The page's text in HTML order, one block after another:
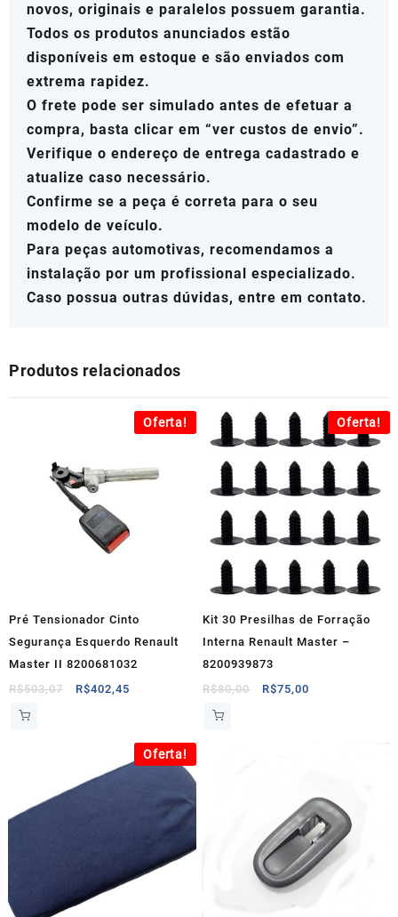
novos, originais e paralelos possuem garantia.
Todos os produtos anunciados estão
disponíveis em estoque e são enviados com
extrema rapidez.
O frete pode ser simulado antes de efetuar a
compra, basta clicar em “ver custos de envio”.
Verifique o endereço de entrega cadastrado e
atualize caso necessário.
Confirme se a peça é correta para o seu
modelo de veículo.
Para peças automotivas, recomendamos a
instalação por um profissional especializado.
Caso possua outras dúvidas, entre em contato.
Produtos relacionados
Oferta!
Pré Tensionador Cinto
Segurança Esquerdo Renault
Master II 8200681032
R$503,07
O
R$503,07.
R$402,45
é:
R$402,45.
Oferta!
Kit 30 Presilhas de Forração
Interna Renault Master –
8200939873
R$80,00
O
R$75,00
Oferta!